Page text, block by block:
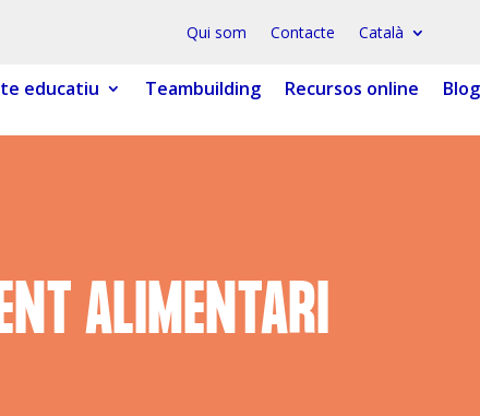
Qui som Contacte Català
educatiu Teambuilding Recursos online Blog
ALIMENTARI